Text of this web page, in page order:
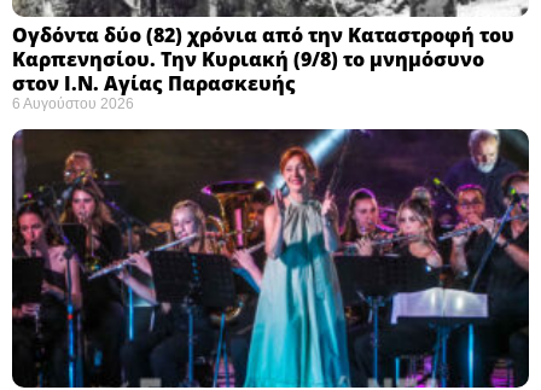
Ογδόντα δύο (82) χρόνια από την Καταστροφή του
Καρπενησίου. Την Κυριακή (9/8) το μνημόσυνο
στον Ι.Ν. Αγίας Παρασκευής
6 Αυγούστου 2026